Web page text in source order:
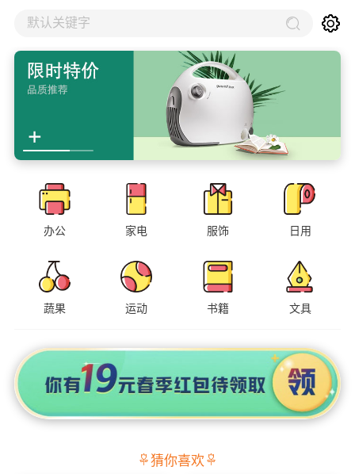
默认关键字
办公 家电 服饰 日用
蔬果 运动 书籍 文具
猜你喜欢